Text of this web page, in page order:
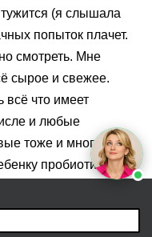
тужится (я слышала
попыток плачет.
смотреть. Мне
сырое и свежее.
всё что имеет
и любые
тоже и много
пробиотики.
всё, пока не вижу